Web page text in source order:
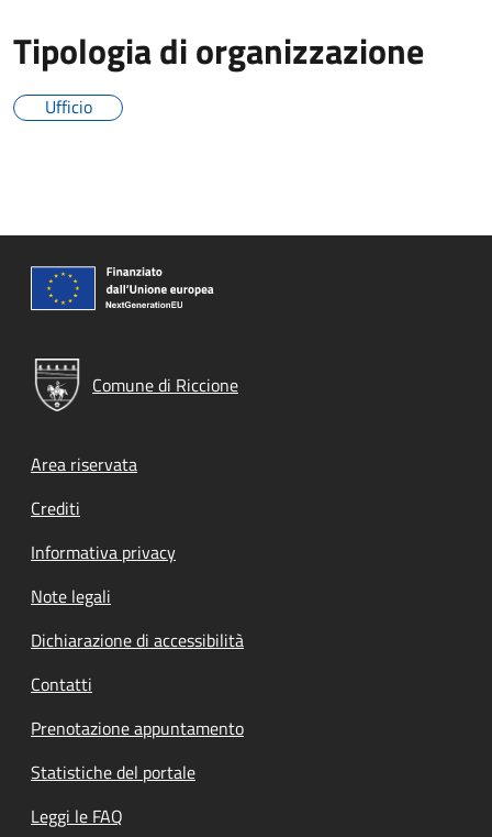
Tipologia di organizzazione
Ufficio
Comune di Riccione
Footer menu
Area riservata
Crediti
Informativa privacy
Note legali
Dichiarazione di accessibilità
Contatti
Prenotazione appuntamento
Statistiche del portale
Leggi le FAQ